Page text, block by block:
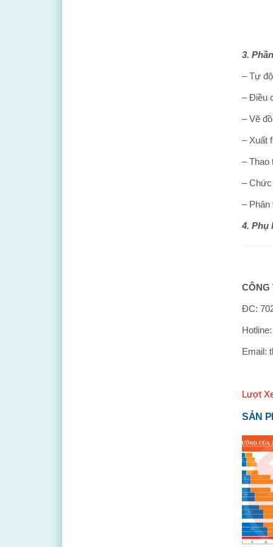
3.
– Tự
– Điều
– Vẽ
– Xuất
– Thao
– Chức
– Phân
4. Phụ
CÔNG
ĐC:
Email:
Lượt
SẢN